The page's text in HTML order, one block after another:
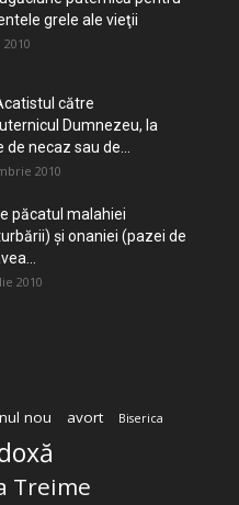
grele ale vieţii
către
Dumnezeu, la
de necaz sau de...
2010
păcatul malahiei
şi onaniei (pazei de
2010
nou avort Biserica
Treime